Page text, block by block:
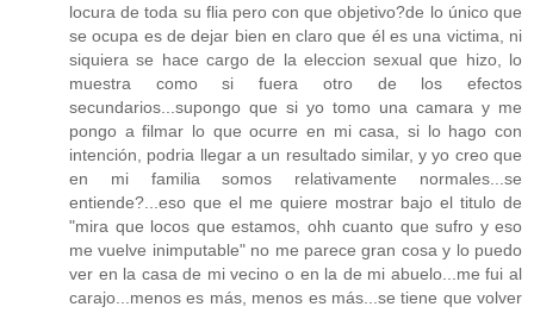
locura de toda su flia pero con que objetivo?de lo único que
se ocupa es de dejar bien en claro que él es una victima, ni
siquiera se hace cargo de la eleccion sexual que hizo, lo
muestra como si fuera otro de los efectos
secundarios...supongo que si yo tomo una camara y me
pongo a filmar lo que ocurre en mi casa, si lo hago con
intención, podria llegar a un resultado similar, y yo creo que
en mi familia somos relativamente normales...se
entiende?...eso que el me quiere mostrar bajo el titulo de
"mira que locos que estamos, ohh cuanto que sufro y eso
me vuelve inimputable" no me parece gran cosa y lo puedo
ver en la casa de mi vecino o en la de mi abuelo...me fui al
carajo...menos es más, menos es más...se tiene que volver